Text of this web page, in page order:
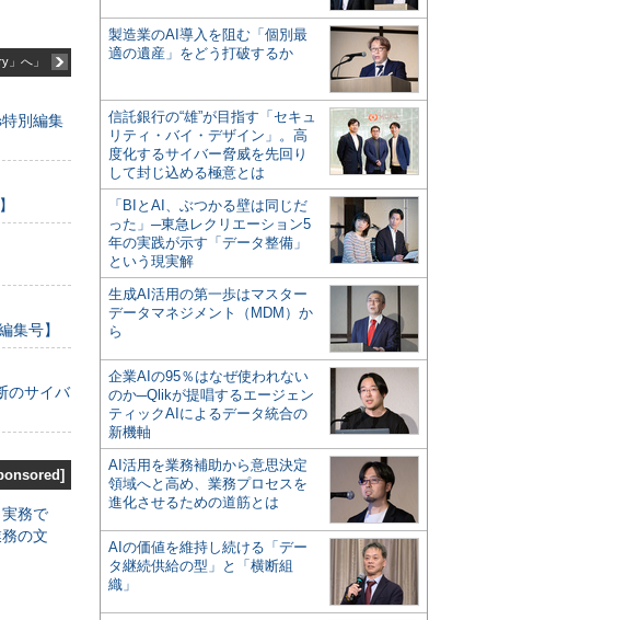
」へ」
別編集
集号】
のサイバ
務で
の文
製造業のAI導入を阻む「個別最
適の遺産」をどう打破するか
信託銀行の“雄”が目指す「セキュ
リティ・バイ・デザイン」。高
度化するサイバー脅威を先回り
して封じ込める極意とは
「BIとAI、ぶつかる壁は同じだ
った」─東急レクリエーション5
年の実践が示す「データ整備」
という現実解
生成AI活用の第一歩はマスター
データマネジメント（MDM）か
ら
企業AIの95％はなぜ使われない
のか─Qlikが提唱するエージェン
ティックAIによるデータ統合の
新機軸
AI活用を業務補助から意思決定
領域へと高め、業務プロセスを
進化させるための道筋とは
AIの価値を維持し続ける「デー
タ継続供給の型」と「横断組
織」